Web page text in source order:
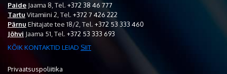
Paide Jaama 8, Tel. +372 38 46 777
Tartu Vitamiini 2, Tel. +372 7 426 222
Pärnu Ehitajate tee 18/2, Tel. +372 53 333 460
Jõhvi Jaama 51, Tel. +372 53 333 693
KÕIK KONTAKTID LEIAD SIIT
Privaatsuspoliitika